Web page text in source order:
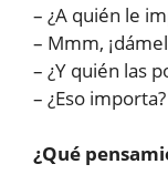
– ¿A quién le
– Mmm,
– ¿Y quién las
– ¿Eso
¿Qué